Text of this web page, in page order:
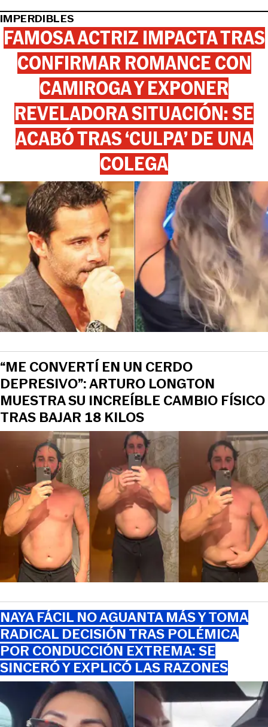
IMPERDIBLES
FAMOSA ACTRIZ IMPACTA TRAS
CONFIRMAR ROMANCE CON
CAMIROGA Y EXPONER
REVELADORA SITUACIÓN: SE
ACABÓ TRAS ‘CULPA’ DE UNA
COLEGA
“ME CONVERTÍ EN UN CERDO
DEPRESIVO”: ARTURO LONGTON
MUESTRA SU INCREÍBLE CAMBIO FÍSICO
TRAS BAJAR 18 KILOS
NAYA FÁCIL NO AGUANTA MÁS Y TOMA
RADICAL DECISIÓN TRAS POLÉMICA
POR CONDUCCIÓN EXTREMA: SE
SINCERÓ Y EXPLICÓ LAS RAZONES